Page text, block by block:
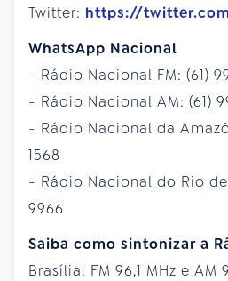
Twitter: https://
WhatsApp Nacional
- Rádio Nacional FM: (61)
- Rádio Nacional AM: (61)
- Rádio Nacional da
1568
- Rádio Nacional do Rio de
9966
Saiba como sintonizar a
Brasília: FM 96,1 MHz e AM